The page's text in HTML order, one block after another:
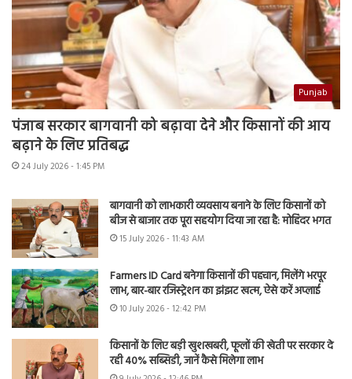
Punjab
पंजाब सरकार बागवानी को बढ़ावा देने और किसानों की आय
बढ़ाने के लिए प्रतिबद्ध
24 July 2026 - 1:45 PM
बागवानी को लाभकारी व्यवसाय बनाने के लिए किसानों को
बीज से बाजार तक पूरा सहयोग दिया जा रहा है: मोहिंदर भगत
15 July 2026 - 11:43 AM
Farmers ID Card बनेगा किसानों की पहचान, मिलेंगे भरपूर
लाभ, बार-बार रजिस्ट्रेशन का झंझट खत्म, ऐसे करें अप्लाई
10 July 2026 - 12:42 PM
किसानों के लिए बड़ी खुशखबरी, फूलों की खेती पर सरकार दे
रही 40% सब्सिडी, जानें कैसे मिलेगा लाभ